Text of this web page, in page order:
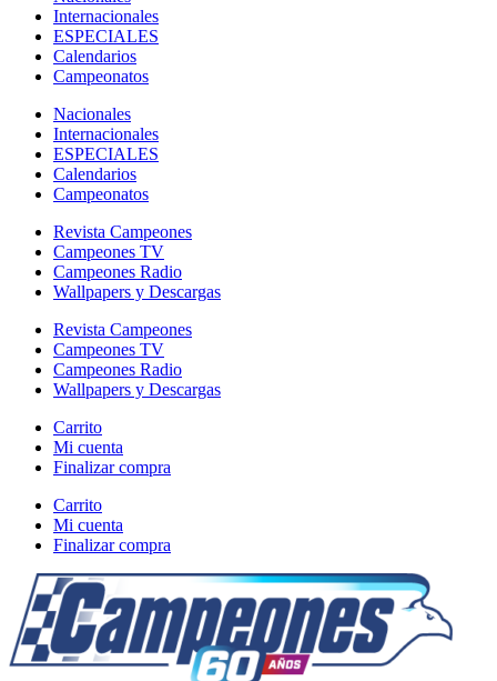
Internacionales
ESPECIALES
Calendarios
Campeonatos
Nacionales
Internacionales
ESPECIALES
Calendarios
Campeonatos
Revista Campeones
Campeones TV
Campeones Radio
Wallpapers y Descargas
Revista Campeones
Campeones TV
Campeones Radio
Wallpapers y Descargas
Carrito
Mi cuenta
Finalizar compra
Carrito
Mi cuenta
Finalizar compra